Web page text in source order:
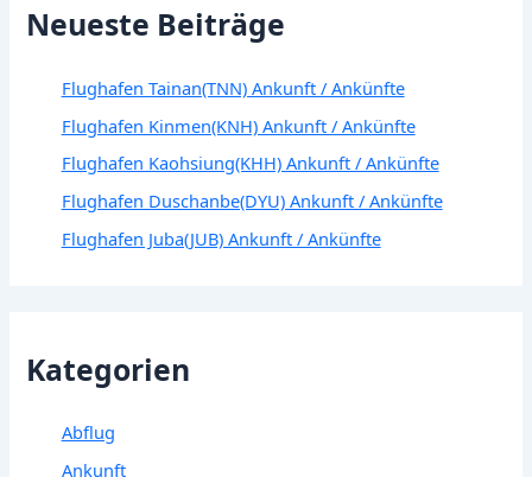
Neueste Beiträge
Flughafen Tainan(TNN) Ankunft / Ankünfte
Flughafen Kinmen(KNH) Ankunft / Ankünfte
Flughafen Kaohsiung(KHH) Ankunft / Ankünfte
Flughafen Duschanbe(DYU) Ankunft / Ankünfte
Flughafen Juba(JUB) Ankunft / Ankünfte
Kategorien
Abflug
Ankunft